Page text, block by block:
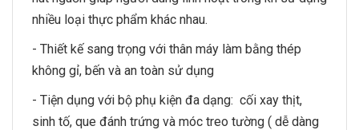
nhiều loại thực phẩm khác nhau.
- Thiết kế sang trọng với thân máy làm bằng thép
không gỉ, bến và an toàn sử dụng
- Tiện dụng với bộ phụ kiện đa dạng: cối xay thịt,
sinh tố, que đánh trứng và móc treo tường ( dễ dàng